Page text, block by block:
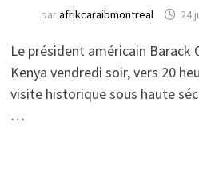
parafrikcaraibmontreal 24
Le président américain Barack
Kenya vendredi soir, vers 20
visite historique sous haute
…